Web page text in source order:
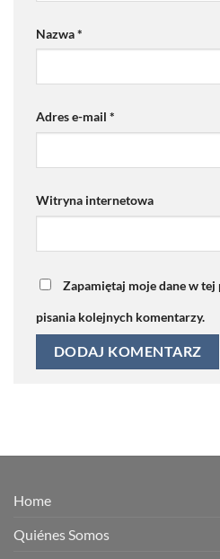
Nazwa*
Adres e-mail *
Witryna internetowa
Zapamiętaj moje dane w tej
pisania kolejnych komentarzy.
Home
Quiénes Somos